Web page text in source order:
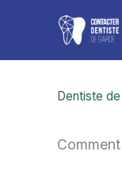
contenu
Dentiste